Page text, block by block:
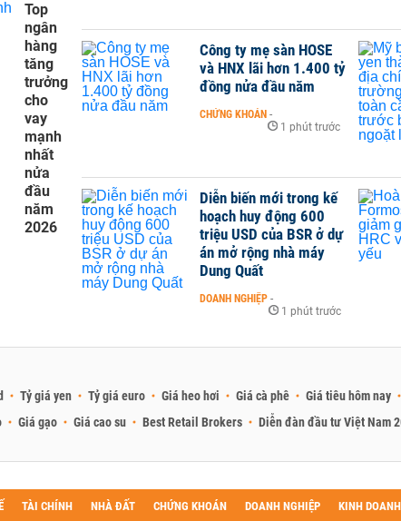
Top
ngân
hàng
tăng
trưởng
cho
vay
mạnh
nhất
nửa
đầu
năm
2026
Công ty mẹ sàn HOSE
và HNX lãi hơn 1.400 tỷ
đồng nửa đầu năm
CHỨNG KHOÁN -
1 phút trước
Diễn biến mới trong kế
hoạch huy động 600
triệu USD của BSR ở dự
án mở rộng nhà máy
Dung Quất
DOANH NGHIỆP -
1 phút trước
Tỷ giá yen Tỷ giá euro Giá heo hơi Giá cà phê Giá tiêu hôm nay
Giá gạo Giá cao su Best Retail Brokers Diễn đàn đầu tư Việt Nam
TÀI CHÍNH NHÀ ĐẤT CHỨNG KHOÁN DOANH NGHIỆP KINH DOANH